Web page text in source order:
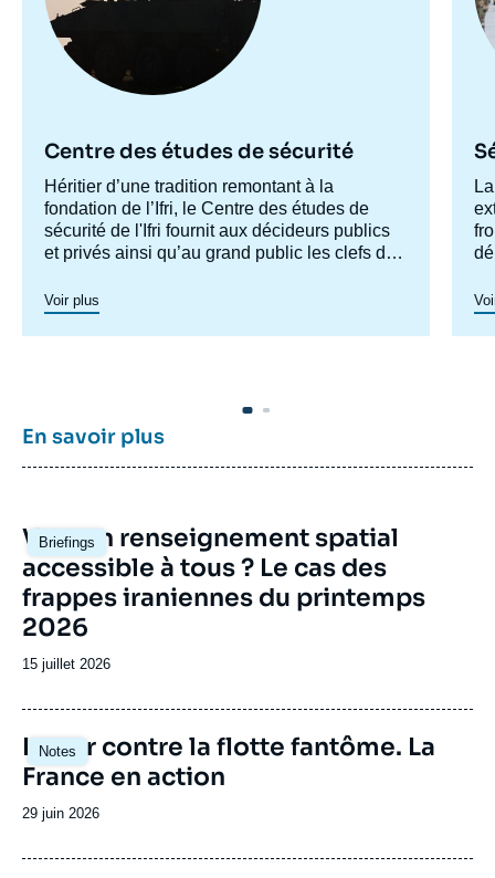
Centre des études de sécurité
Accroche
centre
Héritier d’une tradition remontant à la
fondation de l’Ifri, le Centre des études de
sécurité de l'Ifri fournit aux décideurs publics
et privés ainsi qu’au grand public les clefs de
modes de conflictualité contemporains et à
venir. Par son positionnement à la jointure du
politique et de l’opérationnel, la crédibilité de
le Centre des études de sécurité constitue
dans le paysage français des
pôle unique de recherche et d’influence sur le
débat de défense national et international.
Voir plus
En savoir plus
Briefings
Image
principale
Vers un renseignement spatial
accessible à tous ? Le cas des
frappes iraniennes du printemps
2026
Date
publication
15 juillet 2026
Notes
Image
principale
Lutter contre la flotte fantôme. La
France en action
Date
publication
29 juin 2026